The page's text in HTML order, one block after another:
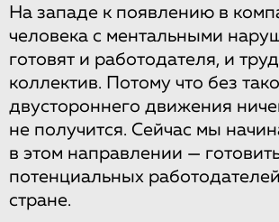
На западе к появлению в
человека с ментальными
готовят и работодателя, и
коллектив. Потому что без
двустороннего движения
не получится. Сейчас мы
в этом направлении —
потенциальных
стране.